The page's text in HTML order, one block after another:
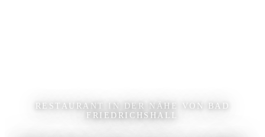
RESTAURANT IN DER NÄHE VON BAD
FRIEDRICHSHALL